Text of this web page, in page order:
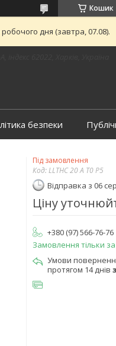
Кошик
дня (завтра, 07.08).
безпеки
Під замовлення
Код:LLTHC 20 A T0 P5
Відправка з 06
Ціну
+380 (97) 566-76-76
Замовлення тільки
протягом 14 днів